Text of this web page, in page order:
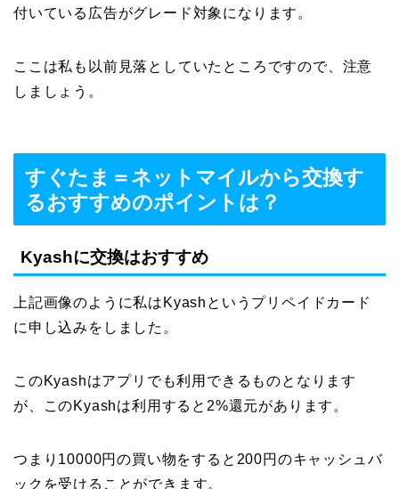
付いている広告がグレード対象になります。
ここは私も以前見落としていたところですので、注意
しましょう。
すぐたま＝ネットマイルから交換す
るおすすめのポイントは？
Kyashに交換はおすすめ
上記画像のように私はKyashというプリペイドカード
に申し込みをしました。
このKyashはアプリでも利用できるものとなります
が、このKyashは利用すると2%還元があります。
つまり10000円の買い物をすると200円のキャッシュバ
ックを受けることができます。